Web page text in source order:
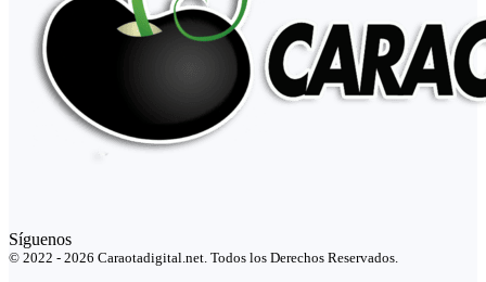
Síguenos
© 2022 - 2026 Caraotadigital.net. Todos los Derechos Reservados.